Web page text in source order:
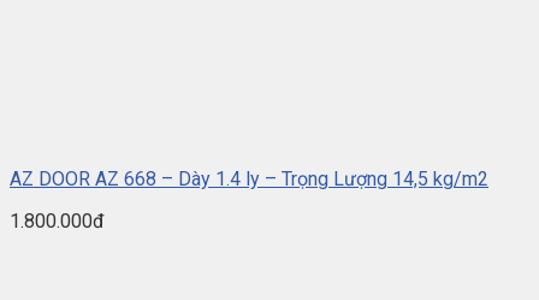
AZ DOOR AZ 668 – Dày 1.4 ly – Trọng Lượng 14,5 kg/m2
1.800.000đ